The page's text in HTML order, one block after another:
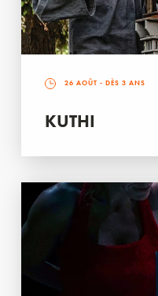
26 AOÛT - DÈS 3 ANS
KUTHI